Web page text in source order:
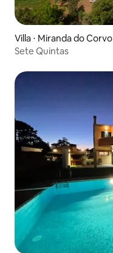
Villa ⋅ Miranda do Corvo
Sete Quintas